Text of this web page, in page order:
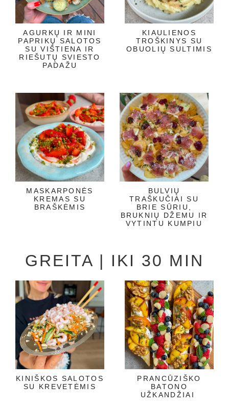
AGURKŲ IR MINI
PAPRIKŲ SALOTOS
SU VIŠTIENA IR
RIEŠUTŲ SVIESTO
PADAŽU
KIAULIENOS
TROŠKINYS SU
OBUOLIŲ SULTIMIS
MASKARPONĖS
KREMAS SU
BRAŠKĖMIS
BULVIŲ
TRAŠKUČIAI SU
BRIE SŪRIU,
BRUKNIŲ DŽEMU IR
VYTINTU KUMPIU
GREITA | IKI 30 MIN
KINIŠKOS SALOTOS
SU KREVETĖMIS
PRANCŪZIŠKO
BATONO
UŽKANDŽIAI